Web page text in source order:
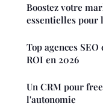
Boostez votre
essentielles pour
Top agences
ROI en 2026
Un CRM pour
l'autonomie